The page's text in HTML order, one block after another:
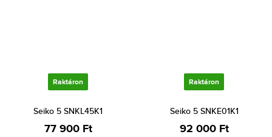
Raktáron
Seiko 5 SNKL45K1
77 900 Ft
Raktáron
Seiko 5 SNKE01K1
92 000 Ft